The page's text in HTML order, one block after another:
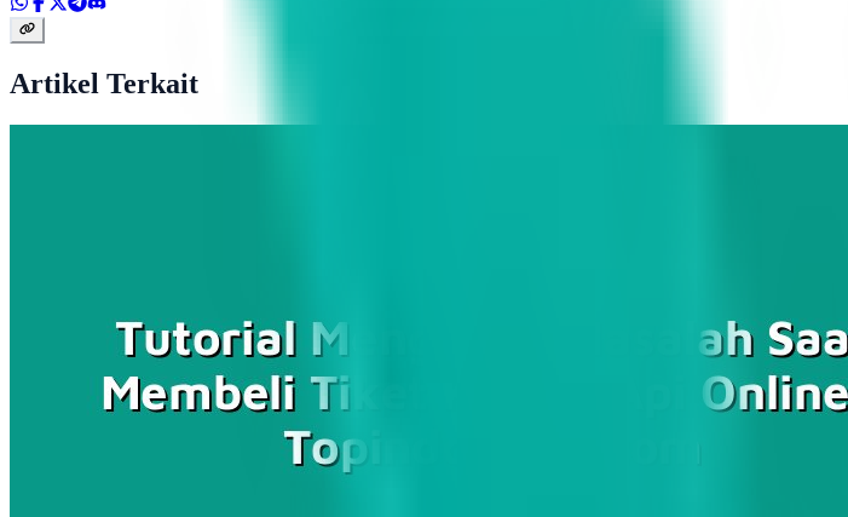
Artikel Terkait